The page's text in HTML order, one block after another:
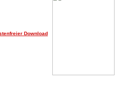
Download